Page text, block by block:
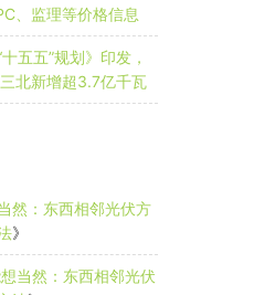
、监理等价格信息
五五”规划》印发，
北新增超3.7亿千瓦
然：东西相邻光伏方
》
当然：东西相邻光伏